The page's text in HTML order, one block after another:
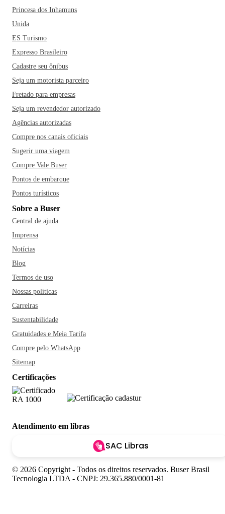
Princesa dos Inhamuns
Unida
ES Turismo
Expresso Brasileiro
Cadastre seu ônibus
Seja um motorista parceiro
Fretado para empresas
Seja um revendedor autorizado
Agências autorizadas
Compre nos canais oficiais
Sugerir uma viagem
Compre Vale Buser
Pontos de embarque
Pontos turísticos
Sobre a Buser
Central de ajuda
Imprensa
Notícias
Blog
Termos de uso
Nossas políticas
Carreiras
Sustentabilidade
Gratuidades e Meia Tarifa
Compre pelo WhatsApp
Sitemap
Certificações
Atendimento em libras
SAC Libras
© 2026 Copyright - Todos os direitos reservados. Buser Brasil
Tecnologia LTDA - CNPJ: 29.365.880/0001-81